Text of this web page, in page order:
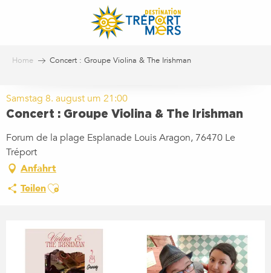
Home Concert : Groupe Violina & The Irishman
Samstag 8. august um 21:00
Concert : Groupe Violina & The Irishman
Forum de la plage Esplanade Louis Aragon, 76470 Le
Tréport
Anfahrt
TeilenAjouter aux favoris